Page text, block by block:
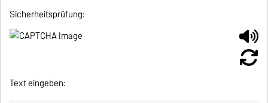
Sicherheitsprüfung:
Text eingeben: